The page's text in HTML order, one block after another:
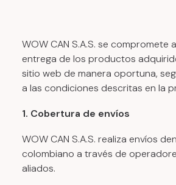
WOW CAN S.A.S. se compromete
entrega de los productos
sitio web de manera oportuna,
a las condiciones descritas en la
1. Cobertura de envíos
WOW CAN S.A.S. realiza envíos
colombiano a través de
aliados.